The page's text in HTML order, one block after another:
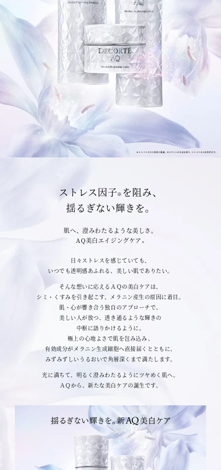
ストレス因子※ を阻み、
揺るぎない輝きを。
肌へ、澄みわたるような美しさ。
AQ美白エイジングケア ＊
日々ストレスを感じていても、
いつでも透明感あふれる、美しい肌でありたい。
そんな想いに応えるＡＱの美白ケアは、
シミ・くすみを引き起こす、メラニン産生の原因に着目。
肌・心が響き合う独自のアプローチで、
美しい人が放つ、透き通るような輝きの
中枢に語りかけるように。
極上の心地よさで肌を包み込み、
有効成分がメラニン生成細胞へ直接届くとともに、
みずみずしいうるおいで角層深くまで満たします。
光に満ちて、明るく澄みわたるようにツヤめく肌へ。
ＡＱから、新たな美白ケアの誕生です。